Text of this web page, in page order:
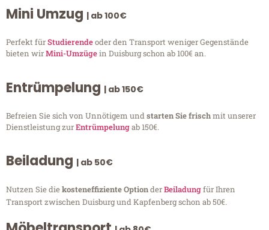
Mini Umzug | ab 100€
Perfekt fürStudierendeoder den Transport weniger Gegenstände
bieten wirMini-Umzügein Duisburg schon ab 100€ an.
Entrümpelung | ab 150€
Befreien Sie sich von Unnötigem undstarten Sie frischmit unserer
Dienstleistung zurEntrümpelungab 150€.
Beiladung | ab 50€
Nutzen Sie diekosteneffiziente OptionderBeiladungfür Ihren
Transport zwischen Duisburg und Kapfenberg schon ab 50€.